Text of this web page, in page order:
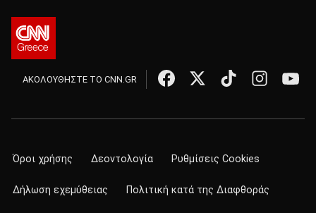
ΑΚΟΛΟΥΘΗΣΤΕ ΤΟ CNN.GR
Όροι χρήσης Δεοντολογία Ρυθμίσεις Cookies
Δήλωση εχεμύθειας Πολιτική κατά της Διαφθοράς